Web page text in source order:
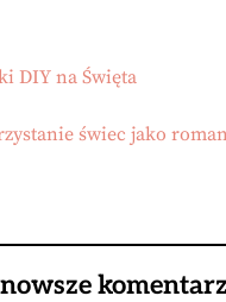
DIY na Święta
świec jako